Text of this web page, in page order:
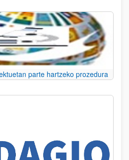
parte hartzeko prozedura